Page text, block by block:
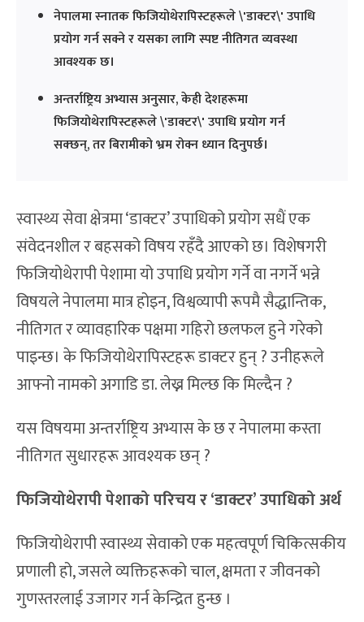
नेपालमा स्नातक फिजियोथेरापिस्टहरूले \'डाक्टर\' उपाधि
प्रयोग गर्न सक्ने र यसका लागि स्पष्ट नीतिगत व्यवस्था
आवश्यक छ।
अन्तर्राष्ट्रिय अभ्यास अनुसार, केही देशहरूमा
फिजियोथेरापिस्टहरूले \'डाक्टर\' उपाधि प्रयोग गर्न
सक्छन्, तर बिरामीको भ्रम रोक्न ध्यान दिनुपर्छ।
स्वास्थ्य सेवा क्षेत्रमा ‘डाक्टर’ उपाधिको प्रयोग सधैं एक
संवेदनशील र बहसको विषय रहँदै आएको छ। विशेषगरी
फिजियोथेरापी पेशामा यो उपाधि प्रयोग गर्ने वा नगर्ने भन्ने
विषयले नेपालमा मात्र होइन, विश्वव्यापी रूपमै सैद्धान्तिक,
नीतिगत र व्यावहारिक पक्षमा गहिरो छलफल हुने गरेको
पाइन्छ। के फिजियोथेरापिस्टहरू डाक्टर हुन् ? उनीहरूले
आफ्नो नामको अगाडि डा. लेख्न मिल्छ कि मिल्दैन ?
यस विषयमा अन्तर्राष्ट्रिय अभ्यास के छ र नेपालमा कस्ता
नीतिगत सुधारहरू आवश्यक छन् ?
फिजियोथेरापी पेशाको परिचय र ‘डाक्टर’ उपाधिको अर्थ
फिजियोथेरापी स्वास्थ्य सेवाको एक महत्वपूर्ण चिकित्सकीय
प्रणाली हो, जसले व्यक्तिहरूको चाल, क्षमता र जीवनको
गुणस्तरलाई उजागर गर्न केन्द्रित हुन्छ ।